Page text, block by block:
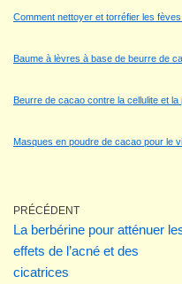
Comment nettoyer et torréfier les
Baume à lèvres à base de beurre de
Beurre de cacao contre la cellulite et la
Masques en poudre de cacao pour le
PRÉCÉDENT
La berbérine pour atténuer
effets de l’acné et des
cicatrices